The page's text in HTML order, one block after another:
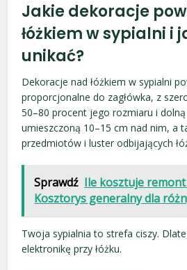
Jakie dekoracje
łóżkiem w sypialni i
unikać?
Dekoracje nad łóżkiem w sypialni
proporcjonalne do zagłówka, z
50–80 procent jego rozmiaru i
umieszczoną 10–15 cm nad nim, a
przedmiotów i luster odbijających
Sprawdź Ile kosztuje
Kosztorys generalny dla
Twoja sypialnia to strefa ciszy.
elektronikę przy łóżku.